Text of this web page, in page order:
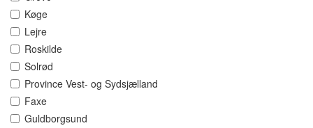
Køge
Lejre
Roskilde
Solrød
Province Vest- og Sydsjælland
Faxe
Guldborgsund